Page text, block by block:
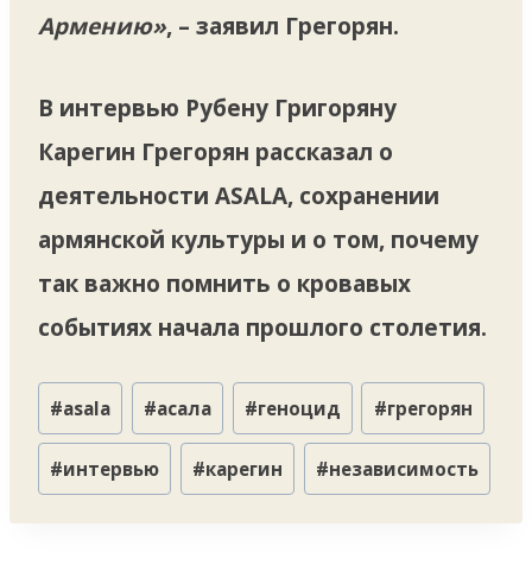
Армению», – заявил Грегорян.
В интервью Рубену Григоряну
Карегин Грегорян рассказал о
деятельности ASALA, сохранении
армянской культуры и о том, почему
так важно помнить о кровавых
событиях начала прошлого столетия.
Метки
записи:
#asala #асала #геноцид #грегорян
#интервью #карегин #независимость